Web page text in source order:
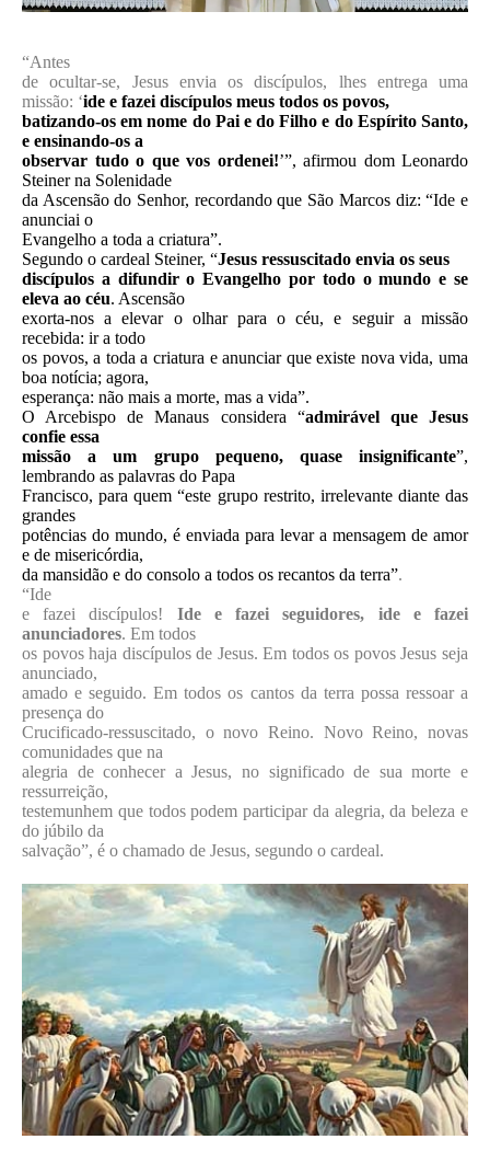
“Antes
de ocultar-se, Jesus envia os discípulos, lhes entrega uma
missão: ‘ide e fazei discípulos meus todos os povos,
batizando-os em nome do Pai e do Filho e do Espírito Santo,
e ensinando-os a
observar tudo o que vos ordenei!’”, afirmou dom Leonardo
Steiner na Solenidade
da Ascensão do Senhor, recordando que São Marcos diz: “Ide e
anunciai o
Evangelho a toda a criatura”.
Segundo o cardeal Steiner, “Jesus ressuscitado envia os seus
discípulos a difundir o Evangelho por todo o mundo e se
eleva ao céu. Ascensão
exorta-nos a elevar o olhar para o céu, e seguir a missão
recebida: ir a todo
os povos, a toda a criatura e anunciar que existe nova vida, uma
boa notícia; agora,
esperança: não mais a morte, mas a vida”.
O Arcebispo de Manaus considera “admirável que Jesus
confie essa
missão a um grupo pequeno, quase insignificante”,
lembrando as palavras do Papa
Francisco, para quem “este grupo restrito, irrelevante diante das
grandes
potências do mundo, é enviada para levar a mensagem de amor
e de misericórdia,
da mansidão e do consolo a todos os recantos da terra”.
“Ide
e fazei discípulos! Ide e fazei seguidores, ide e fazei
anunciadores. Em todos
os povos haja discípulos de Jesus. Em todos os povos Jesus seja
anunciado,
amado e seguido. Em todos os cantos da terra possa ressoar a
presença do
Crucificado-ressuscitado, o novo Reino. Novo Reino, novas
comunidades que na
alegria de conhecer a Jesus, no significado de sua morte e
ressurreição,
testemunhem que todos podem participar da alegria, da beleza e
do júbilo da
salvação”, é o chamado de Jesus, segundo o cardeal.